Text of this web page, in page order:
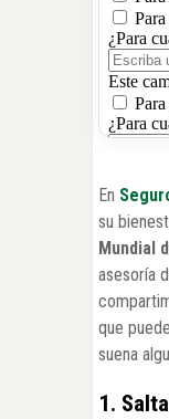
En
su
Mundial
asesoría
que
suena
1.